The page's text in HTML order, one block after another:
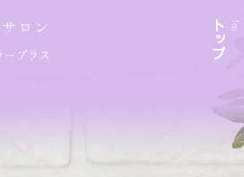
トップ Top